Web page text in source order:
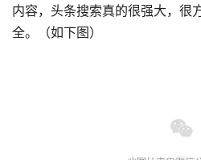
内容，头条搜索真的很强大，很
全。（如下图）